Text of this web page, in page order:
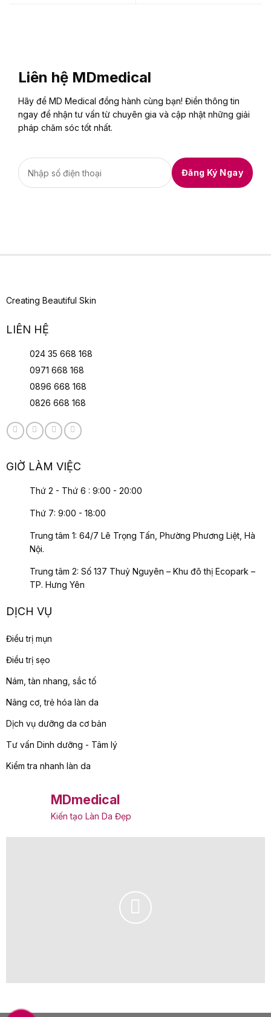
Liên hệ MDmedical
Hãy để MD Medical đồng hành cùng bạn! Điền thông tin
ngay để nhận tư vấn từ chuyên gia và cập nhật những giải
pháp chăm sóc tốt nhất.
Creating Beautiful Skin
LIÊN HỆ
024 35 668 168
0971 668 168
0896 668 168
0826 668 168
GIỜ LÀM VIỆC
Thứ 2 - Thứ 6 : 9:00 - 20:00
Thứ 7: 9:00 - 18:00
Trung tâm 1: 64/7 Lê Trọng Tấn, Phường Phương Liệt, Hà
Nội.
Trung tâm 2: Số 137 Thuỷ Nguyên – Khu đô thị Ecopark –
TP. Hưng Yên
DỊCH VỤ
Điều trị mụn
Điều trị sẹo
Nám, tàn nhang, sắc tố
Nâng cơ, trẻ hóa làn da
Dịch vụ dưỡng da cơ bản
Tư vấn Dinh dưỡng - Tâm lý
Kiểm tra nhanh làn da
MDmedical
Kiến tạo Làn Da Đẹp